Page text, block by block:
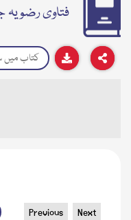
فتاوی رضویہ
Previous Next